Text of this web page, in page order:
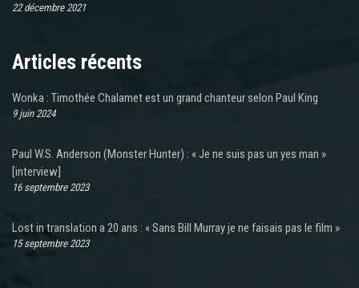
22 décembre 2021
Articles récents
Wonka : Timothée Chalamet est un grand chanteur selon Paul King
9 juin 2024
Paul W.S. Anderson (Monster Hunter) : « Je ne suis pas un yes man »
[interview]
16 septembre 2023
Lost in translation a 20 ans : « Sans Bill Murray je ne faisais pas le film »
15 septembre 2023